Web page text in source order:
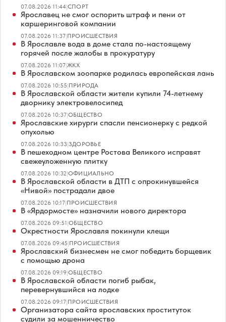
07.08.2026 11:44|СПОРТ
Ярославец не смог оспорить штраф и пени от
каршеринговой компании
07.08.2026 11:37|ПРОИСШЕСТВИЯ
В Ярославле вода в доме стала по-настоящему
горячей после жалобы в прокуратуру
07.08.2026 11:07|ЖКХ
В Ярославском зоопарке родилась европейская лань
07.08.2026 10:55|ПРИРОДА
В Ярославской области жители купили 74-летнему
дворнику электровелосипед
07.08.2026 10:37|ОБЩЕСТВО
Ярославские хирурги спасли пенсионерку с редкой
опухолью
07.08.2026 10:33|ЗДОРОВЬЕ
В пешеходном центре Ростова Великого исправят
свежеуложенную плитку
07.08.2026 10:32|ОФИЦИАЛЬНО
В Ярославской области в ДТП с опрокинувшейся
«Нивой» пострадали двое
07.08.2026 10:17|ПРОИСШЕСТВИЯ
В «Ярдормосте» назначили нового директора
07.08.2026 09:51|ОБЩЕСТВО
Окрестности Ярославля покинули клещи
07.08.2026 09:45|ПРОИСШЕСТВИЯ
Ярославский бизнесмен не смог победить борщевик
с помощью дрона
07.08.2026 09:19|ОБЩЕСТВО
В Ярославской области погиб рыбак,
перевернувшийся на лодке
07.08.2026 09:17|ПРОИСШЕСТВИЯ
Организатора сайта ярославских проституток
судили за мошенничество